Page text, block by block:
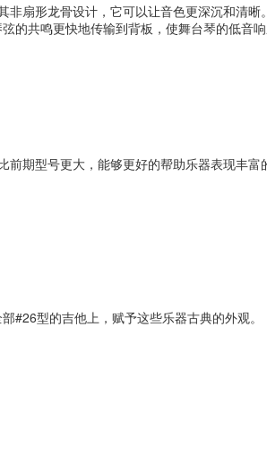
非扇形龙骨设计，它可以让音色更深沉和清
的共鸣更快地传输到背板，使舞台琴的低音
前期型号更大，能够更好的帮助乐器表现丰
#26型的吉他上，赋予这些乐器古典的外观。